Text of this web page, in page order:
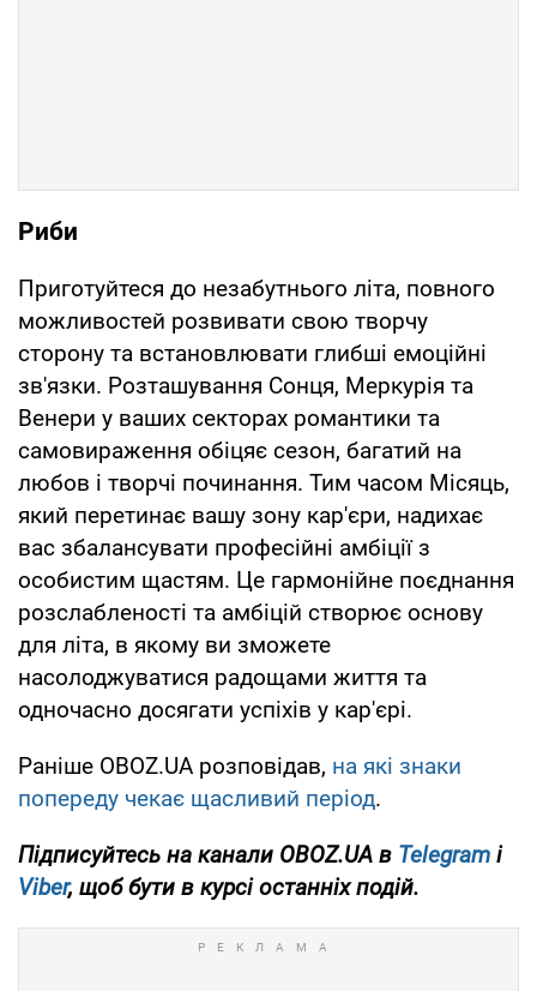
Риби
Приготуйтеся до незабутнього літа, повного
можливостей розвивати свою творчу
сторону та встановлювати глибші емоційні
зв'язки. Розташування Сонця, Меркурія та
Венери у ваших секторах романтики та
самовираження обіцяє сезон, багатий на
любов і творчі починання. Тим часом Місяць,
який перетинає вашу зону кар'єри, надихає
вас збалансувати професійні амбіції з
особистим щастям. Це гармонійне поєднання
розслабленості та амбіцій створює основу
для літа, в якому ви зможете
насолоджуватися радощами життя та
одночасно досягати успіхів у кар'єрі.
Раніше OBOZ.UA розповідав, на які знаки
попереду чекає щасливий період.
Підписуйтесь на канали OBOZ.UA в Telegram і
Viber, щоб бути в курсі останніх подій.